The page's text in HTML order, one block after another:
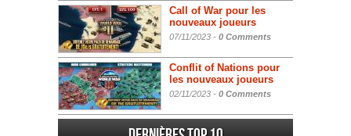
Call of War pour les
nouveaux joueurs
07/11/2023 - 0 Comments
Conflit of Nations pour
les nouveaux joueurs
02/11/2023 - 0 Comments